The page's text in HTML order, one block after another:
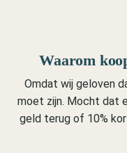
Waarom
Omdat wij geloven
moet zijn. Mocht dat
geld terug of 10%